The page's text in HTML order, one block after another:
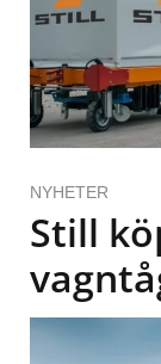
NYHETER
Still